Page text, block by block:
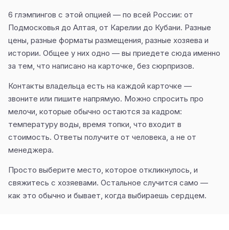
6 глэмпингов с этой опцией — по всей России: от
Подмосковья до Алтая, от Карелии до Кубани. Разные
цены, разные форматы размещения, разные хозяева и
истории. Общее у них одно — вы приедете сюда именно
за тем, что написано на карточке, без сюрпризов.
Контакты владельца есть на каждой карточке —
звоните или пишите напрямую. Можно спросить про
мелочи, которые обычно остаются за кадром:
температуру воды, время топки, что входит в
стоимость. Ответы получите от человека, а не от
менеджера.
Просто выберите место, которое откликнулось, и
свяжитесь с хозяевами. Остальное случится само —
как это обычно и бывает, когда выбираешь сердцем.